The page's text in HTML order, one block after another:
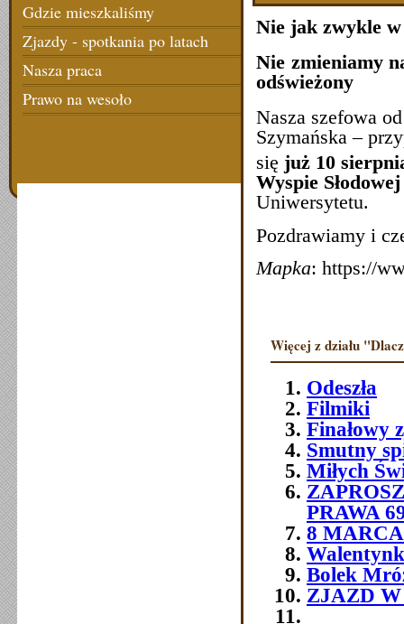
Gdzie mieszkaliśmy
Zjazdy - spotkania po latach
Nasza praca
Prawo na wesoło
Nie jak zwykle w
Nie zmieniamy
odświeżony
Nasza szefowa
Szymańska –
się już 10
Wyspie
Uniwersytetu.
Pozdrawiamy i
Mapka: https://
Więcej z działu
Odeszła
Filmiki
Finałowy
Smutny
Miłych
PRAWA
8
Bolek
ZJAZD W